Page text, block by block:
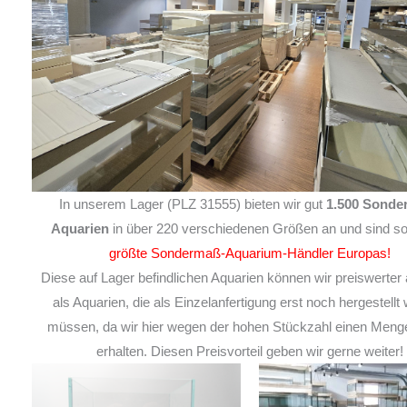
In unserem Lager (PLZ 31555) bieten wir gut 1.500
Aquarien in über 220 verschiedenen Größen an und sind
größte Sondermaß-Aquarium-Händler Europas!
Diese auf Lager befindlichen Aquarien können wir preiswerter
als Aquarien, die als Einzelanfertigung erst noch hergestellt
müssen, da wir hier wegen der hohen Stückzahl einen
erhalten. Diesen Preisvorteil geben wir gerne weiter!